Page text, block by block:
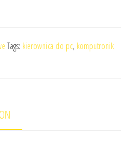
Tags: kierownica do pc, komputronik